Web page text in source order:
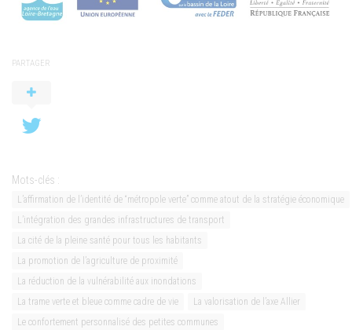
PARTAGER
Mots-clés :
L’affirmation de l’identité de “métropole verte” comme atout de la stratégie économique
L’intégration des grandes infrastructures de transport
La cité de la pleine santé pour tous les habitants
La promotion de l’agriculture de proximité
La réduction de la vulnérabilité aux inondations
La trame verte et bleue comme cadre de vie
La valorisation de l’axe Allier
Le confortement personnalisé des petites communes